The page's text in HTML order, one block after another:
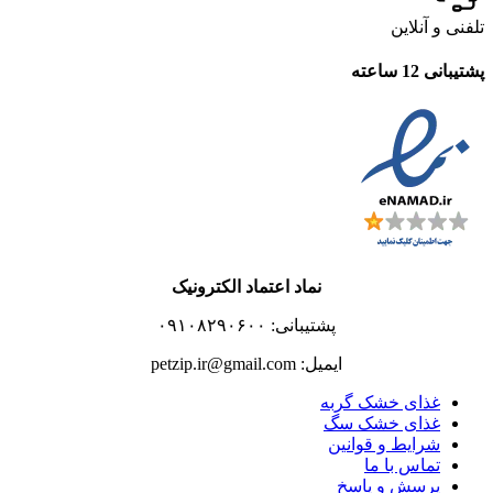
تلفنی و آنلاین
پشتیبانی 12 ساعته
نماد اعتماد الکترونیک
پشتیبانی: ۰۹۱۰۸۲۹۰۶۰۰
ایمیل: petzip.ir@gmail.com
غذای خشک گربه
غذای خشک سگ
شرایط و قوانین
تماس با ما
پرسش و پاسخ